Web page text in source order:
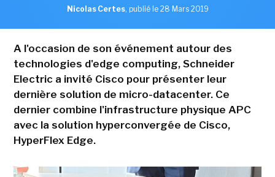
Nicolas Certes, publié le 28 Mars 2019
A l'occasion de son événement autour des
technologies d'edge computing, Schneider
Electric a invité Cisco pour présenter leur
dernière solution de micro-datacenter. Ce
dernier combine l'infrastructure physique APC
avec la solution hyperconvergée de Cisco,
HyperFlex Edge.